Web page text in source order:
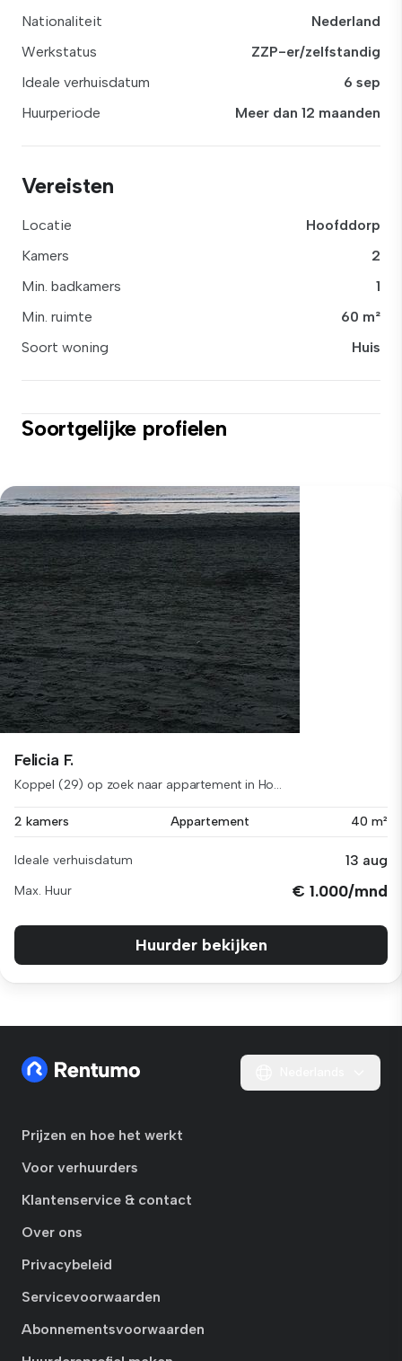
Nationaliteit
Nederland
Werkstatus
ZZP-er/zelfstandig
Ideale verhuisdatum
6 sep
Huurperiode
Meer dan 12 maanden
Vereisten
Locatie
Hoofddorp
Kamers
2
Min. badkamers
1
Min. ruimte
60 m²
Soort woning
Huis
Soortgelijke profielen
Felicia F.
Koppel (29) op zoek naar appartement in Ho...
2 kamers Appartement 40 m²
Ideale verhuisdatum 13 aug
Max. Huur € 1.000/mnd
Huurder bekijken
Prijzen en hoe het werkt
Voor verhuurders
Klantenservice & contact
Over ons
Privacybeleid
Servicevoorwaarden
Abonnementsvoorwaarden